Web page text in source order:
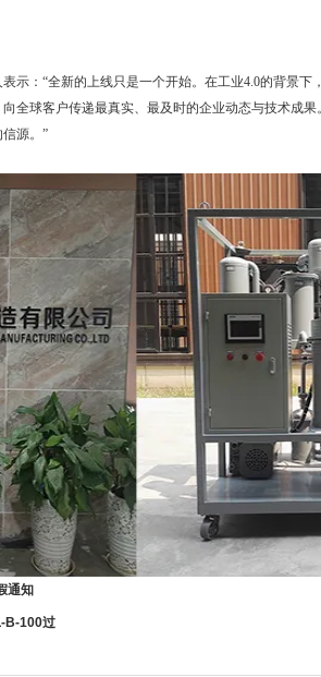
：“全新的上线只是一个开始。在工业4.0的背景下
全球客户传递最真实、最及时的企业动态与技术成
源。”
通知
B-100过